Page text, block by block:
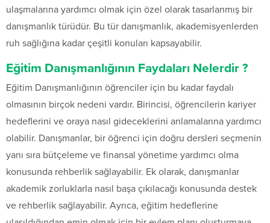
ulaşmalarına yardımcı olmak için özel olarak tasarlanmış bir
danışmanlık türüdür. Bu tür danışmanlık, akademisyenlerden
ruh sağlığına kadar çeşitli konuları kapsayabilir.
Eğitim Danışmanlığının Faydaları Nelerdir ?
Eğitim Danışmanlığının öğrenciler için bu kadar faydalı
olmasının birçok nedeni vardır. Birincisi, öğrencilerin kariyer
hedeflerini ve oraya nasıl gideceklerini anlamalarına yardımcı
olabilir. Danışmanlar, bir öğrenci için doğru dersleri seçmenin
yanı sıra bütçeleme ve finansal yönetime yardımcı olma
konusunda rehberlik sağlayabilir. Ek olarak, danışmanlar
akademik zorluklarla nasıl başa çıkılacağı konusunda destek
ve rehberlik sağlayabilir. Ayrıca, eğitim hedeflerine